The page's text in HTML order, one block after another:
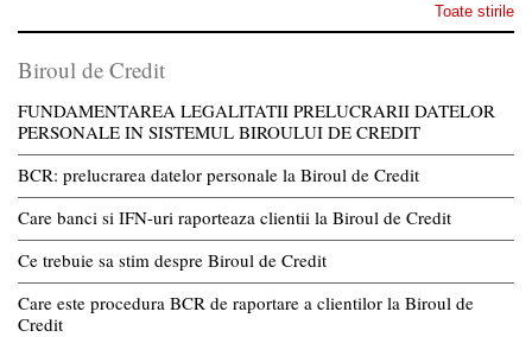
Toate stirile
Biroul de Credit
FUNDAMENTAREA LEGALITATII PRELUCRARII DATELOR
PERSONALE IN SISTEMUL BIROULUI DE CREDIT
BCR: prelucrarea datelor personale la Biroul de Credit
Care banci si IFN-uri raporteaza clientii la Biroul de Credit
Ce trebuie sa stim despre Biroul de Credit
Care este procedura BCR de raportare a clientilor la Biroul de
Credit